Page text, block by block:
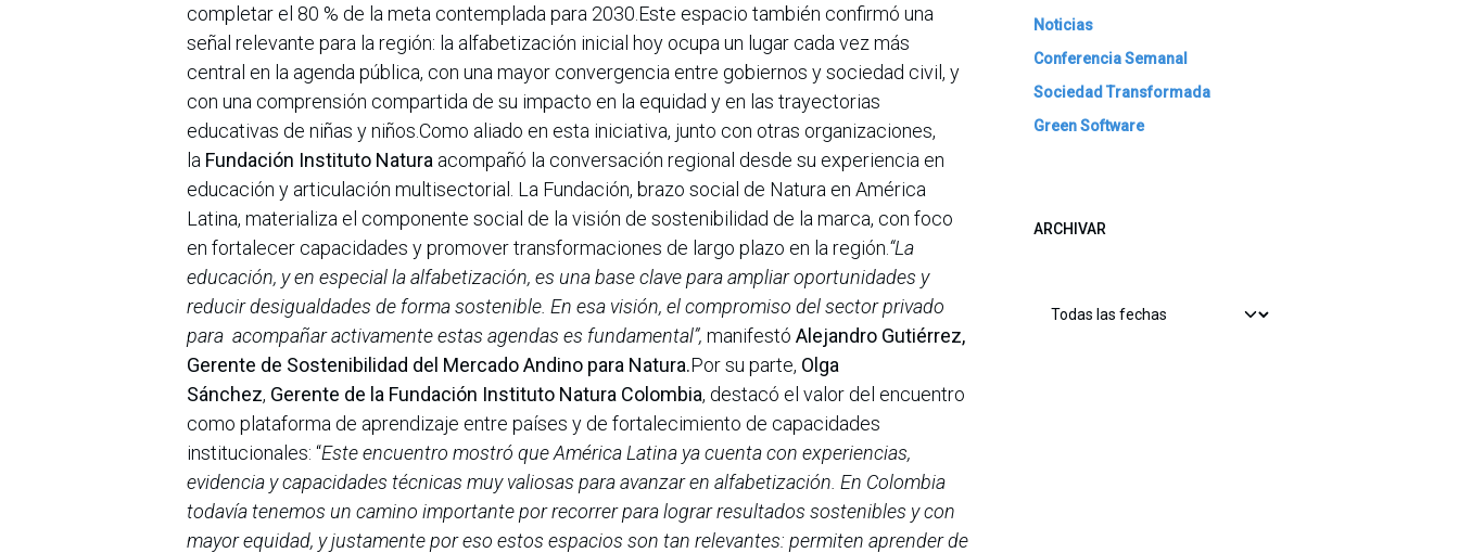
completar el 80 % de la meta contemplada para 2030.Este espacio también confirmó una
señal relevante para la región: la alfabetización inicial hoy ocupa un lugar cada vez más
central en la agenda pública, con una mayor convergencia entre gobiernos y sociedad civil, y
con una comprensión compartida de su impacto en la equidad y en las trayectorias
educativas de niñas y niños.Como aliado en esta iniciativa, junto con otras organizaciones,
la Fundación Instituto Natura acompañó la conversación regional desde su experiencia en
educación y articulación multisectorial. La Fundación, brazo social de Natura en América
Latina, materializa el componente social de la visión de sostenibilidad de la marca, con foco
en fortalecer capacidades y promover transformaciones de largo plazo en la región. “La
educación, y en especial la alfabetización, es una base clave para ampliar oportunidades y
reducir desigualdades de forma sostenible. En esa visión, el compromiso del sector privado
para acompañar activamente estas agendas es fundamental”, manifestó Alejandro Gutiérrez,
Gerente de Sostenibilidad del Mercado Andino para Natura.Por su parte, Olga
Sánchez, Gerente de la Fundación Instituto Natura Colombia, destacó el valor del encuentro
como plataforma de aprendizaje entre países y de fortalecimiento de capacidades
institucionales: “Este encuentro mostró que América Latina ya cuenta con experiencias,
evidencia y capacidades técnicas muy valiosas para avanzar en alfabetización. En Colombia
todavía tenemos un camino importante por recorrer para lograr resultados sostenibles y con
mayor equidad, y justamente por eso estos espacios son tan relevantes: permiten aprender de
Noticias
Conferencia Semanal
Sociedad Transformada
Green Software
ARCHIVAR